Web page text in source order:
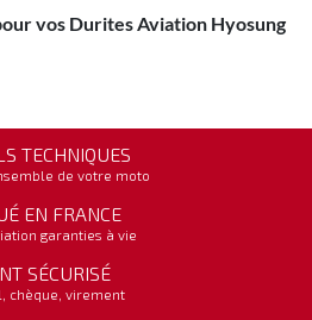
vos Durites Aviation Hyosung
TECHNIQUES
de votre moto
EN FRANCE
garanties à vie
SÉCURISÉ
chèque, virement